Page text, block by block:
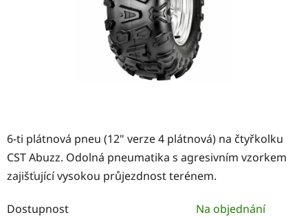
6-ti plátnová pneu (12" verze 4 plátnová) na čtyřkolku
CST Abuzz. Odolná pneumatika s agresivním vzorkem
zajišťující vysokou průjezdnost terénem.
Dostupnost
Na objednání